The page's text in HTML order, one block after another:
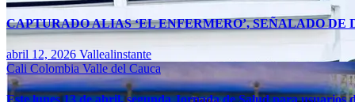
CAPTURADO ALIAS ‘EL ENFERMERO’, SEÑALADO DE
abril 12, 2026 Vallealinstante
Cali Colombia Valle del Cauca